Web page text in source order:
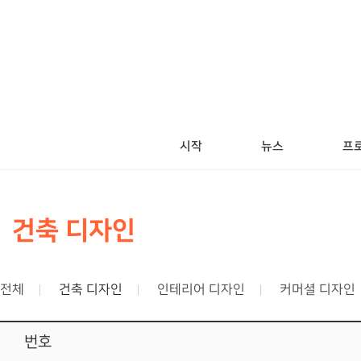
시작 뉴스 프
건축 디자인
전체 건축 디자인 인테리어 디자인 커머셜 디자인
번호